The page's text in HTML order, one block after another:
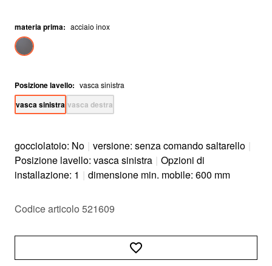
materia prima: acciaio inox
Posizione lavello: vasca sinistra
vasca sinistra vasca destra
gocciolatoio: No | versione: senza comando saltarello |
Posizione lavello: vasca sinistra | Opzioni di
installazione: 1 | dimensione min. mobile: 600 mm
Codice articolo 521609